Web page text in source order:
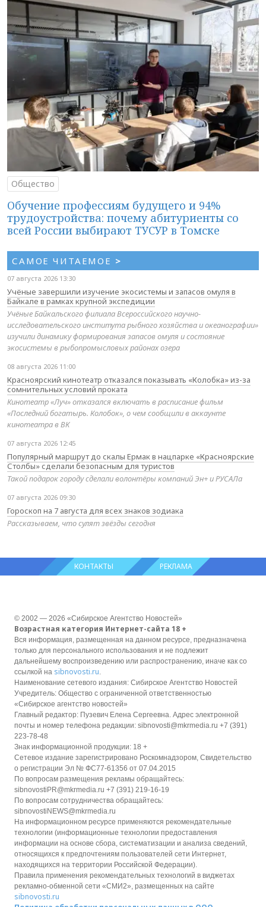
Общество
Обучение профессиям будущего и 94%
трудоустройства: почему абитуриенты со
всей России выбирают ТУСУР в Томске
САМОЕ ЧИТАЕМОЕ >
07 августа 2026 13:30
Учёные завершили изучение экосистемы и запасов омуля в
Байкале в рамках крупной экспедиции
Учёные Байкальского филиала Всероссийского научно-
исследовательского института рыбного хозяйства и океанографии»
изучили динамику формирования запасов омуля и состояние
экосистемы в рыбопромысловых районах озера
08 августа 2026 11:00
Красноярский кинотеатр отказался показывать «Колобка» из-за
сомнительных условий проката
Кинотеатр «Луч» отказался включать в расписание фильм
«Последний богатырь. Колобок», о чем сообщили в аккаунте
кинотеатра в ВК
07 августа 2026 12:45
Популярный маршрут до скалы Ермак в нацпарке «Красноярские
Столбы» сделали безопасным для туристов
Такой подарок городу сделали волонтёры компаний Эн+ и РУСАЛа
07 августа 2026 09:30
Гороскоп на 7 августа для всех знаков зодиака
Рассказываем, что сулят звёзды сегодня
КОНТАКТЫ РЕКЛАМА
© 2002 — 2026 «Сибирское Агентство Новостей»
Возрастная категория Интернет-сайта 18 +
Вся информация, размещенная на данном ресурсе, предназначена
только для персонального использования и не подлежит
дальнейшему воспроизведению или распространению, иначе как со
ссылкой на sibnovosti.ru.
Наименование сетевого издания: Сибирское Агентство Новостей
Учредитель: Общество с ограниченной ответственностью
«Сибирское агентство новостей»
Главный редактор: Пузевич Елена Сергеевна. Адрес электронной
почты и номер телефона редакции: sibnovosti@mkrmedia.ru +7 (391)
223-78-48
Знак информационной продукции: 18 +
Сетевое издание зарегистрировано Роскомнадзором, Свидетельство
о регистрации Эл № ФС77-61356 от 07.04.2015
По вопросам размещения рекламы обращайтесь:
sibnovostiPR@mkrmedia.ru +7 (391) 219-16-19
По вопросам сотрудничества обращайтесь:
sibnovostiNEWS@mkrmedia.ru
На информационном ресурсе применяются рекомендательные
технологии (информационные технологии предоставления
информации на основе сбора, систематизации и анализа сведений,
относящихся к предпочтениям пользователей сети Интернет,
находящихся на территории Российской Федерации).
Правила применения рекомендательных технологий в виджетах
рекламно-обменной сети «СМИ2», размещенных на сайте
sibnovosti.ru